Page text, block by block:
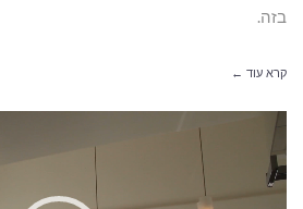
בזה.
קרא עוד ←
נגן
וידאו